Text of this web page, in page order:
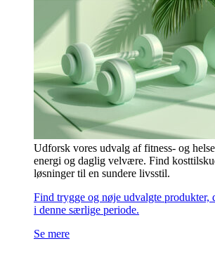
Udforsk vores udvalg af fitness- og
energi og daglig velvære. Find
løsninger til en sundere livsstil.
Find trygge og nøje udvalgte produkter,
i denne særlige periode.
Se mere